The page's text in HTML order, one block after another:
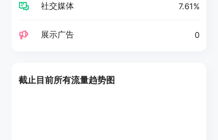
社交媒体 7.61%
展示广告 0
截止目前所有流量趋势图